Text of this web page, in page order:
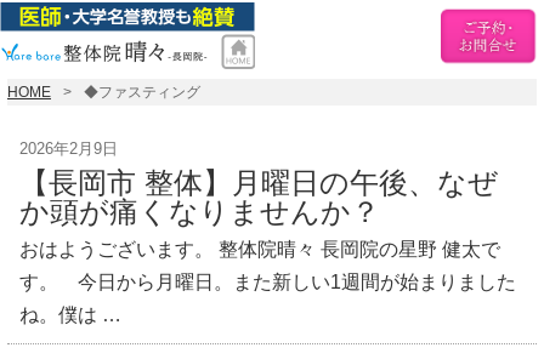
HOME ◆ファスティング
2026年2月9日
【長岡市 整体】月曜日の午後、なぜ
か頭が痛くなりませんか？
おはようございます。 整体院晴々 長岡院の星野 健太で
す。 今日から月曜日。また新しい1週間が始まりました
ね。僕は …